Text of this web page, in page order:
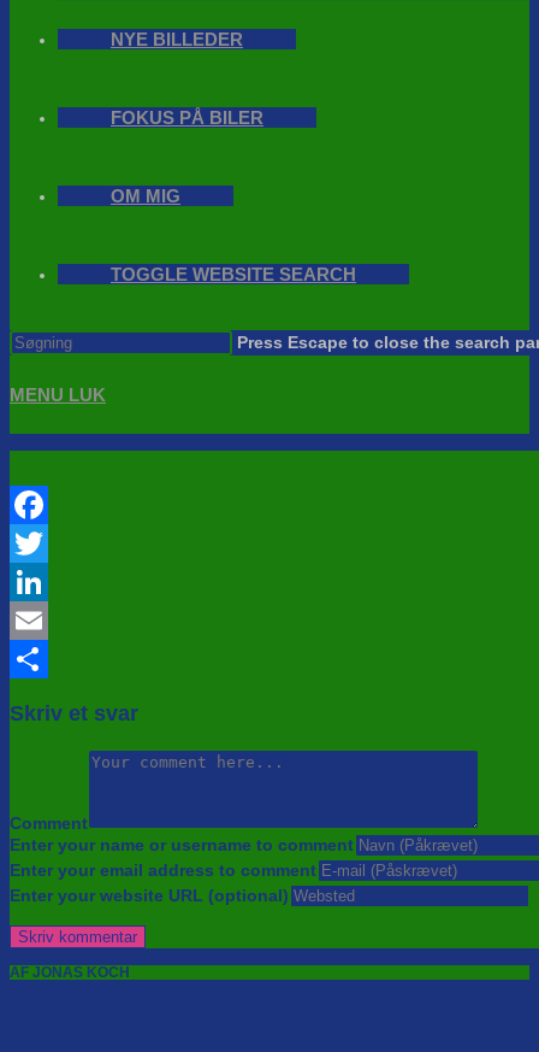
NYE BILLEDER
FOKUS PÅ BILER
OM MIG
TOGGLE WEBSITE SEARCH
Press Escape to close the search
MENU LUK
Facebook
Twitter
LinkedIn
Email
Skriv et svar
Comment
Enter your name or username to comment
Enter your email address to comment
Enter your website URL (optional)
AF JONAS KOCH